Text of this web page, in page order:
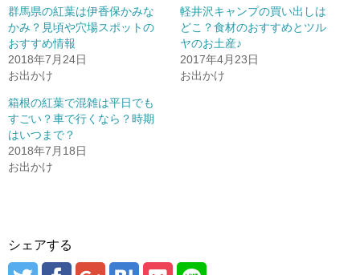
群馬県の紅葉は伊香保かみな
かみ？見頃や穴場スポットの
おすすめ情報
2018年7月24日
お出かけ
軽井沢キャンプの買い出しは
どこ？食材のおすすめとツル
ヤのお土産♪
2017年4月23日
お出かけ
箱根の紅葉で混雑は平日でも
すごい？車で行くなら？時期
はいつまで？
2018年7月18日
お出かけ
シェアする